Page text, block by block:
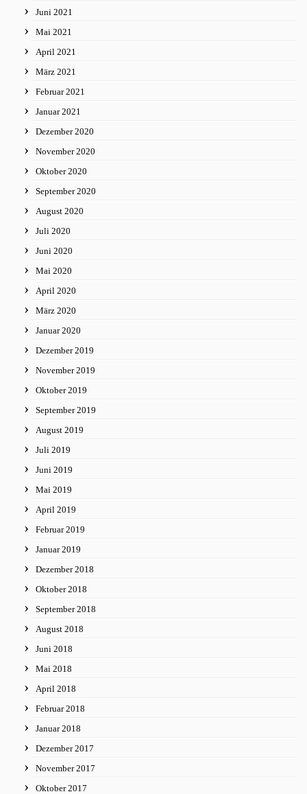
Juni 2021
Mai 2021
April 2021
März 2021
Februar 2021
Januar 2021
Dezember 2020
November 2020
Oktober 2020
September 2020
August 2020
Juli 2020
Juni 2020
Mai 2020
April 2020
März 2020
Januar 2020
Dezember 2019
November 2019
Oktober 2019
September 2019
August 2019
Juli 2019
Juni 2019
Mai 2019
April 2019
Februar 2019
Januar 2019
Dezember 2018
Oktober 2018
September 2018
August 2018
Juni 2018
Mai 2018
April 2018
Februar 2018
Januar 2018
Dezember 2017
November 2017
Oktober 2017